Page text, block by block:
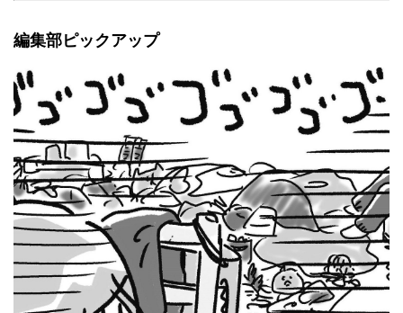
編集部ピックアップ